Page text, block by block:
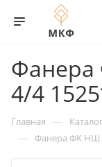
4/4
Главная — Каталог
— Фанера ФК НШ